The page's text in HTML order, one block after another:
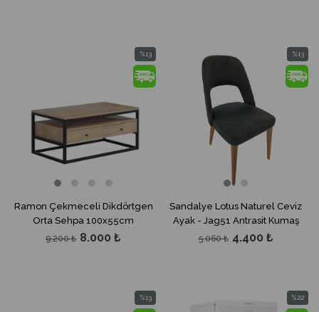
Ramon Çekmeceli Dikdörtgen
Orta Sehpa 100x55cm
8.000 ₺
9.200 ₺
%13
İndirim
%13İndirim
Sandalye Lotus Naturel Ceviz
Ayak - Jag51 Antrasit Kumaş
4.400 ₺
5.060 ₺
%13
İndirim
%13
%22